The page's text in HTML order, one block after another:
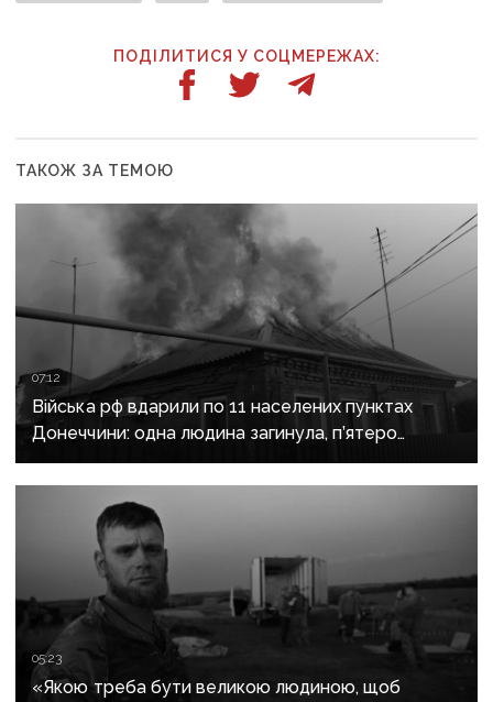
ПОДІЛИТИСЯ У СОЦМЕРЕЖАХ:
ТАКОЖ ЗА ТЕМОЮ
07:12
Війська рф вдарили по 11 населених пунктах
Донеччини: одна людина загинула, п’ятеро
поранені
05:23
«Якою треба бути великою людиною, щоб